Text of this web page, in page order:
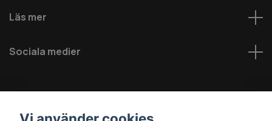
Läs mer
Sociala medier